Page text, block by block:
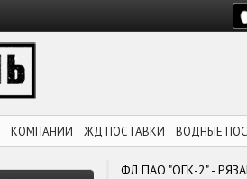
КОМПАНИИ ЖД ПОСТАВКИ ВОДНЫЕ
ФЛ ПАО "ОГК-2" -